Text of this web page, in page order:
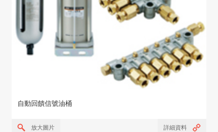
自動回饋信號油桶
放大圖片 詳細資料